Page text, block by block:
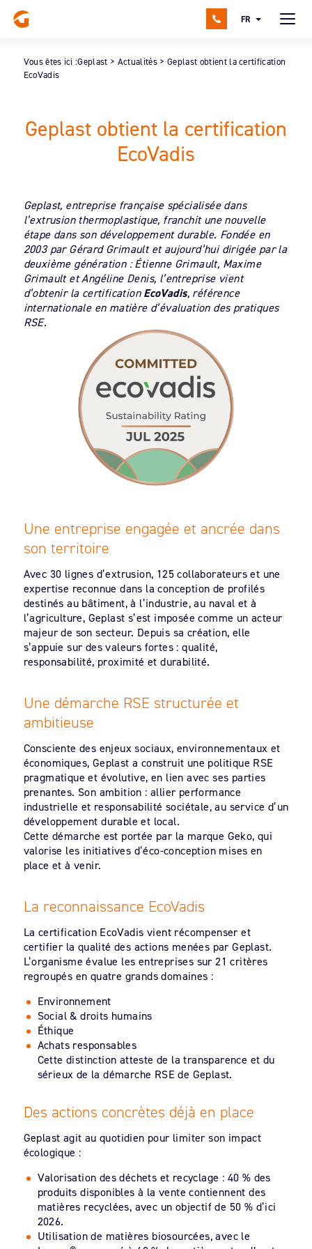
FR
Vous êtes ici :Geplast > Actualités > Geplast obtient la certification
EcoVadis
Geplast obtient la certification
EcoVadis
Geplast, entreprise française spécialisée dans
l’extrusion thermoplastique, franchit une nouvelle
étape dans son développement durable. Fondée en
2003 par Gérard Grimault et aujourd’hui dirigée par la
deuxième génération : Étienne Grimault, Maxime
Grimault et Angéline Denis, l’entreprise vient
d’obtenir la certificationEcoVadis, référence
internationale en matière d’évaluation des pratiques
RSE.
Une entreprise engagée et ancrée dans
son territoire
Avec 30 lignes d’extrusion, 125 collaborateurs et une
expertise reconnue dans la conception de profilés
destinés au bâtiment, à l’industrie, au naval et à
l’agriculture, Geplast s’est imposée comme un acteur
majeur de son secteur. Depuis sa création, elle
s’appuie sur des valeurs fortes : qualité,
responsabilité, proximité et durabilité.
Une démarche RSE structurée et
ambitieuse
Consciente des enjeux sociaux, environnementaux et
économiques, Geplast a construit une politique RSE
pragmatique et évolutive, en lien avec ses parties
prenantes. Son ambition : allier performance
industrielle et responsabilité sociétale, au service d’un
développement durable et local.
Cette démarche est portée par la marque Geko, qui
valorise les initiatives d’éco-conception mises en
place et à venir.
La reconnaissance EcoVadis
La certification EcoVadis vient récompenser et
certifier la qualité des actions menées par Geplast.
L’organisme évalue les entreprises sur 21 critères
regroupés en quatre grands domaines :
Environnement
Social & droits humains
Éthique
Achats responsables
Cette distinction atteste de la transparence et du
sérieux de la démarche RSE de Geplast.
Des actions concrètes déjà en place
Geplast agit au quotidien pour limiter son impact
écologique :
Valorisation des déchets et recyclage : 40 % des
produits disponibles à la vente contiennent des
matières recyclées, avec un objectif de 50 % d’ici
2026.
Utilisation de matières biosourcées, avec le